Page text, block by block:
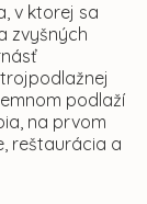
v ktorej sa
zvyšných
podlaží
na prvom
reštaurácia a